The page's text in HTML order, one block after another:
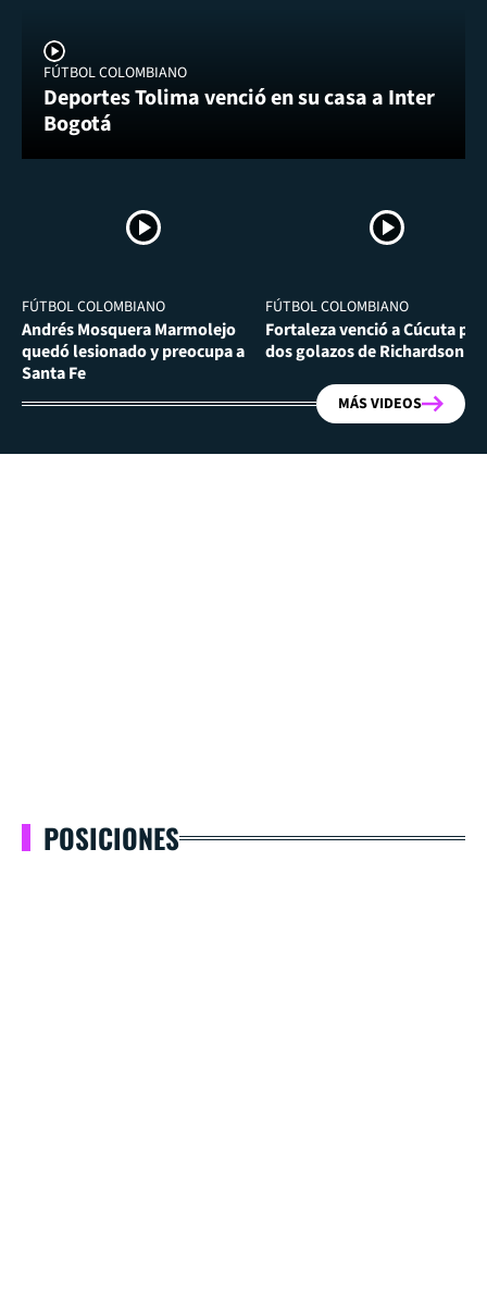
FÚTBOL COLOMBIANO
Deportes Tolima venció en su casa a Inter
Bogotá
FÚTBOL COLOMBIANO
Andrés Mosquera Marmolejo
quedó lesionado y preocupa a
Santa Fe
FÚTBOL COLOMBIANO
Fortaleza venció a Cúcuta por
dos golazos de Richardson
MÁS VIDEOS
POSICIONES